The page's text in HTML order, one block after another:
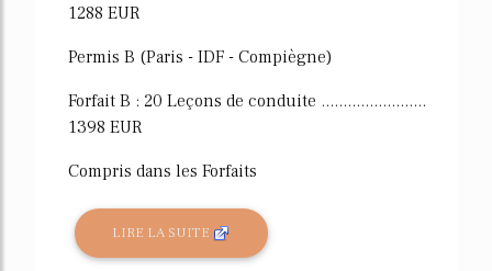
1288 EUR
Permis B (Paris - IDF - Compiègne)
Forfait B : 20 Leçons de conduite ........................
1398 EUR
Compris dans les Forfaits
LIRE LA SUITE